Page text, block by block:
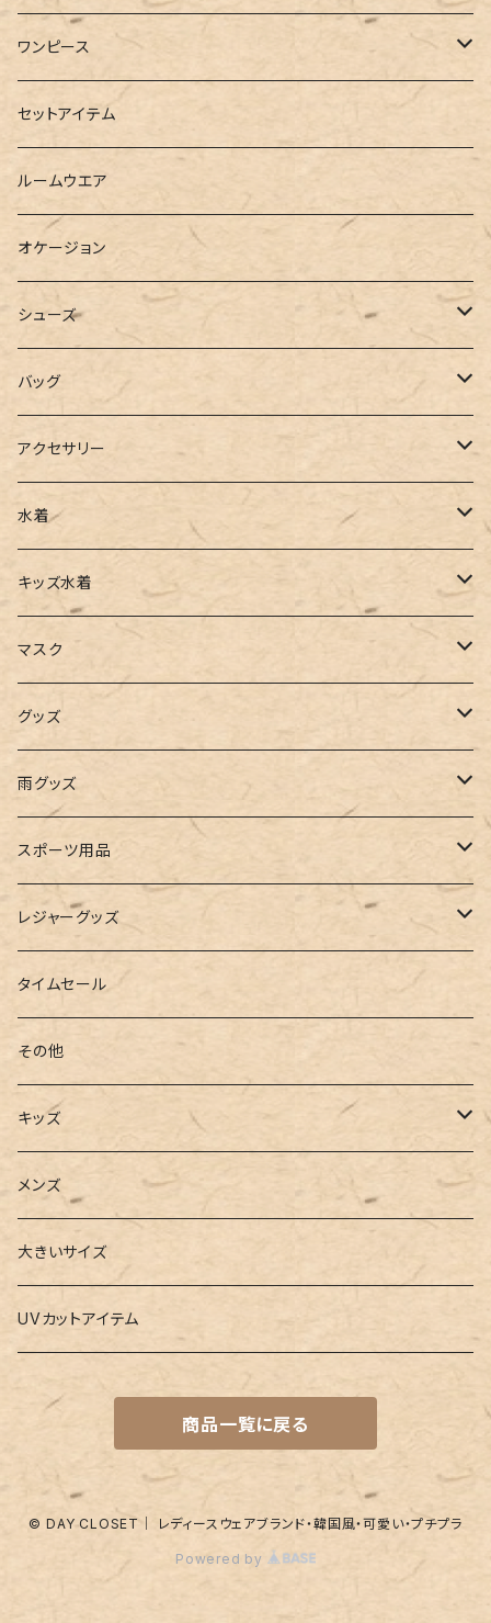
ロングシャツ
ダウンジャケット
ベスト
半袖
スウェット・パーカー
ニット
シャツ
ブラウス
カーディガン
ポロシャツ
ベスト
チュニック
タンクトップ
キャミソール
インナー
ビスチェ
スキニー
ショートパンツ
ハーフパンツ
スウェット
ジャージ
スラックス
ワイドパンツ
カーゴパンツ
サロペット
ガウチョ
レギンス
その他
ロング
ミニ
その他
ワンピース
シャツワンピース
スウェットワンピース
パーカーワンピース
ニットワンピース
キャミワンピース
サロペット
オールインワン
セットアイテム
ルームウエア
オケージョン
シューズ
ブーツ
パンプス
サンダル
スニーカー
フラットシューズ
レインシューズ
レースアップ
ルームシューズ
インソール
ローファー
バッグ
トートバッグ
ショルダー
バックパック
カゴバッグ
エコバッグ
リュック
ハンドバッグ
ボストンバッグ
アクセサリー
その他
水着
ワンピース
ビキニ
ワンショルダー
オフショルダー
バンドゥ
タンキニ
キャミキニ
フィットネス
2点セット
3点セット
4点セット
5点セット
水着関連商品
レギンス
キッズ水着
女の子
男の子
ユニセックス
マスク
アクセサリー
マスクケース
グッズ
帽子
ストール・マフラー
手袋
ポーチ
パスケース
ウォレット
カードケース
キーケース
メガネチェーン
アームカバー
ネイルグッズ
雨グッズ
レインコート
スポーツ用品
トレーニング・スポーツウェア
トレーニンググッズ
ヨガウェア
ヨガソックス
ヨガグッズ
ヨガマット
レジャーグッズ
ビーチグッズ
タイムセール
その他
キッズ
Girls
水着
バレー
Boys
水着
グッズ
メンズ
大きいサイズ
UVカットアイテム
商品一覧に戻る
© DAY CLOSET｜ レディースウェアブランド・韓国風・可愛い・プチプラ
Powered by